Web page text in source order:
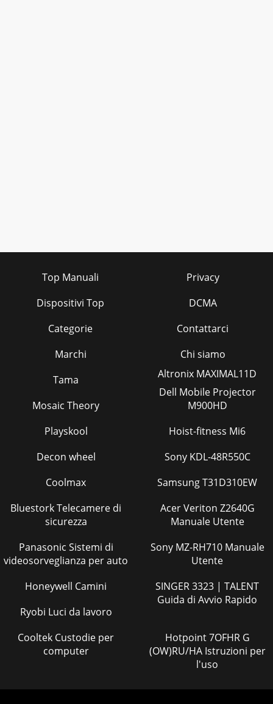
Top Manuali
Dispositivi Top
Categorie
Marchi
Privacy
DCMA
Contattarci
Chi siamo
Tama
Mosaic Theory
Playskool
Decon wheel
Coolmax
Bluestork Telecamere di
sicurezza
Panasonic Sistemi di
videosorveglianza per auto
Honeywell Camini
Ryobi Luci da lavoro
Cooltek Custodie per
computer
Altronix MAXIMAL11D
Dell Mobile Projector
M900HD
Hoist-fitness Mi6
Sony KDL-48R550C
Samsung T31D310EW
Acer Veriton Z2640G
Manuale Utente
Sony MZ-RH710 Manuale
Utente
SINGER 3323 | TALENT
Guida di Avvio Rapido
Hotpoint 7OFHR G
(OW)RU/HA Istruzioni per
l'uso